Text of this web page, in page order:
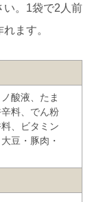
い。1袋で2人前
ます。
酸液、たま
料、でん粉
、ビタミン
豆・豚肉・